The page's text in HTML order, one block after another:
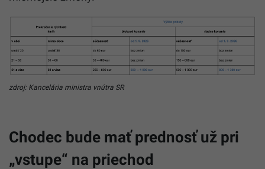
zdroj: Kancelária ministra vnútra SR
Chodec bude mať prednosť už pri
„vstupe“ na priechod